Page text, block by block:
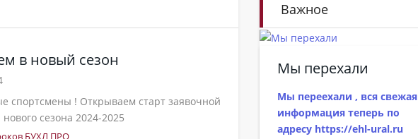
в новый сезон
спортсмены ! Открываем старт заявочной
сезона 2024-2025
Важное
Мы перехали
Мы переехали , вся свежая
информация теперь по
адресу https://ehl-ural.ru